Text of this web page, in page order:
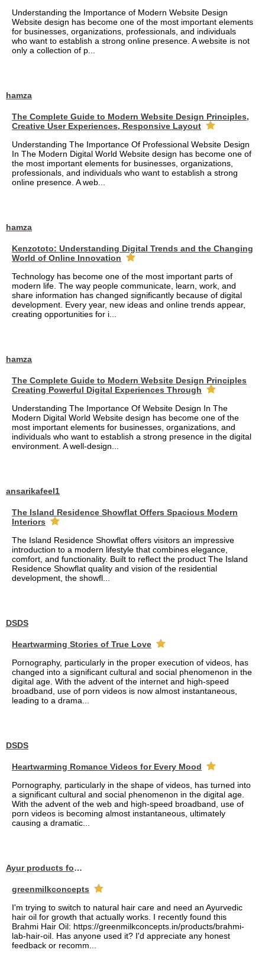
Understanding the Importance of Modern Website Design
Website design has become one of the most important elements
for businesses, organizations, professionals, and individuals
who want to establish a strong online presence. A website is not
only a collection of p...
hamza
The Complete Guide to Modern Website Design Principles,
Creative User Experiences, Responsive Layout
Understanding The Importance Of Professional Website Design
In The Modern Digital World Website design has become one of
the most important elements for businesses, organizations,
professionals, and individuals who want to establish a strong
online presence. A web...
hamza
Kenzototo: Understanding Digital Trends and the Changing
World of Online Innovation
Technology has become one of the most important parts of
modern life. The way people communicate, learn, work, and
share information has changed significantly because of digital
development. Every year, new ideas and online trends appear,
creating opportunities for i...
hamza
The Complete Guide to Modern Website Design Principles
Creating Powerful Digital Experiences Through
Understanding The Importance Of Website Design In The
Modern Digital World Website design has become one of the
most important elements for businesses, organizations, and
individuals who want to establish a strong presence in the digital
environment. A well-design...
ansarikafeel1
The Island Residence Showflat Offers Spacious Modern
Interiors
The Island Residence Showflat offers visitors an impressive
introduction to a modern lifestyle that combines elegance,
comfort, and functionality. Built to reflect the product The Island
Residence Showflat quality and vision of the residential
development, the showfl...
DSDS
Heartwarming Stories of True Love
Pornography, particularly in the proper execution of videos, has
changed into a significant cultural and social phenomenon in the
digital age. With the advent of the internet and high-speed
broadband, use of porn videos is now almost instantaneous,
leading to a drama...
DSDS
Heartwarming Romance Videos for Every Mood
Pornography, particularly in the shape of videos, has turned into
a significant cultural and social phenomenon in the digital age.
With the advent of the web and high-speed broadband, use of
porn videos is becoming almost instantaneous, ultimately
causing a dramatic...
Ayur products for hair
greenmilkconcepts
I'm trying to switch to natural hair care and need an Ayurvedic
hair oil for growth that actually works. I recently found this
Brahmi Hair Oil: https://greenmilkconcepts.in/products/brahmi-
lab-hair-oil. Has anyone used it? I'd appreciate any honest
feedback or recomm...